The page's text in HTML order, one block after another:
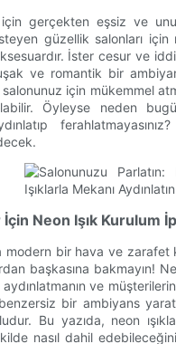
için gerçekten eşsiz ve
güzellik salonları için
İster cesur ve
ve romantik bir
salonunuz için mükemmel
Öyleyse neden
Neon Işık Kurulum
modern bir hava ve zarafet
başkasına bakmayın!
ve
bir ambiyans
Bu yazıda, neon
nasıl dahil